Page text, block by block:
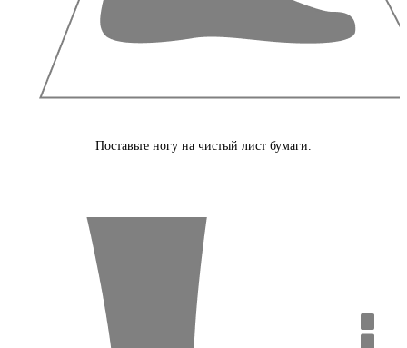
Поставьте ногу на чистый лист бумаги.